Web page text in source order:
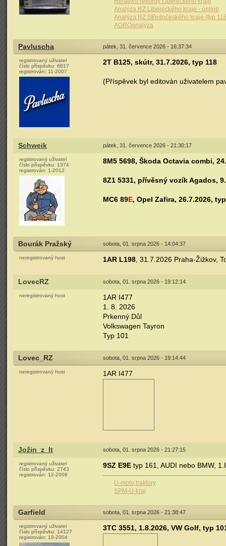
Analýza RZ Libereckého kraje - online
Analýza RZ Středočeského kraje (typ
AGROanalýza
Pavluscha pátek, 31. července 2026 - 16:37:34
registrovaný uživatel
číslo příspěvku: 6817
registrován: 11-2007
2T B125, skútr, 31.7.2026, typ 118
(Příspěvek byl editován uživatelem
Schweik pátek, 31. července 2026 - 21:30:17
registrovaný uživatel
číslo příspěvku: 1374
registrován: 1-2012
8M5 5698, Škoda Octavia combi,
8Z1 5331, přívěsný vozík Agados,
MC6 89E, Opel Zafira, 26.7.2026,
Bourák Pražský sobota, 01. srpna 2026 - 14:04:37
neregistrovaný host 1AR L198 , 31.7.2026 Praha-Žižkov,
LovecRZ sobota, 01. srpna 2026 - 19:12:14
neregistrovaný host
1AR I477
1. 8. 2026
Prkenný Důl
Volkswagen Tayron
Typ 101
Lovec_RZ sobota, 01. srpna 2026 - 19:14:44
neregistrovaný host 1AR I477
Jožin_z_lt sobota, 01. srpna 2026 - 21:27:15
registrovaný uživatel
číslo příspěvku: 2743
registrován: 12-2008
9SZ E9E typ 161, AUDI nebo BMW,
U-moto,traktory
SPM-U-kraj
Garfield sobota, 01. srpna 2026 - 21:38:47
registrovaný uživatel
číslo příspěvku: 14127
registrován: 10-2004
3TC 3551, 1.8.2026, VW Golf, typ